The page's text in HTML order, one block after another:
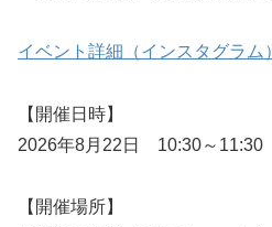
イベント詳細（インスタグラ
【開催日時】
2026年8月22日 10:30～11:30
【開催場所】